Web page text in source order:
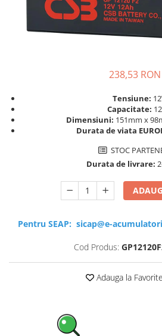
Sisteme de management (BMS)
Redresoare, incarcatoare si testere
238,53 RON
Tensiune:
Capacitate:
Dimensiuni: 151mm x
Durata de viata
STOC
Durata de livrare:
Pentru SEAP: sicap@e-
Cod Produs:
Adauga la Favorite